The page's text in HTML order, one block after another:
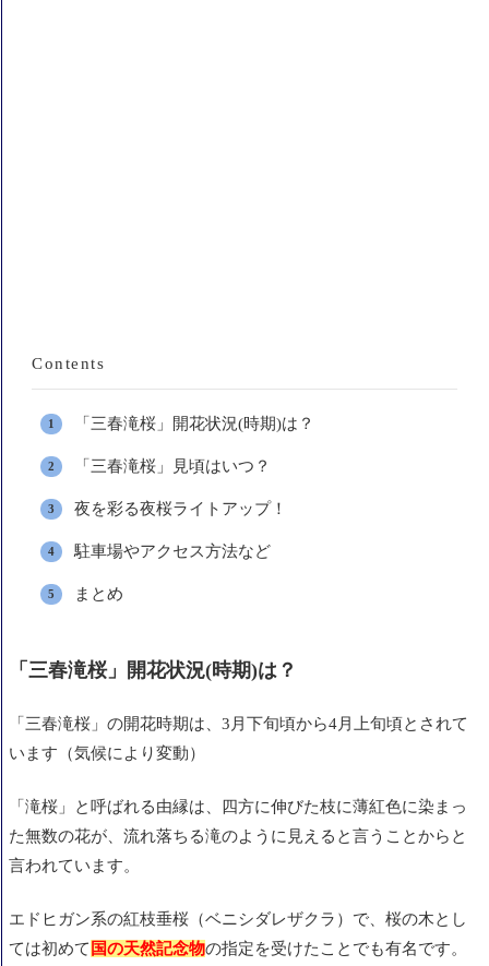
Contents
「三春滝桜」開花状況(時期)は？
「三春滝桜」見頃はいつ？
夜を彩る夜桜ライトアップ！
駐車場やアクセス方法など
まとめ
「三春滝桜」開花状況(時期)は？
「三春滝桜」の開花時期は、3月下旬頃から4月上旬頃とされて
います（気候により変動）
「滝桜」と呼ばれる由縁は、四方に伸びた枝に薄紅色に染まっ
た無数の花が、流れ落ちる滝のように見えると言うことからと
言われています。
エドヒガン系の紅枝垂桜（ベニシダレザクラ）で、桜の木とし
ては初めて 国の天然記念物の指定を受けたことでも有名です。